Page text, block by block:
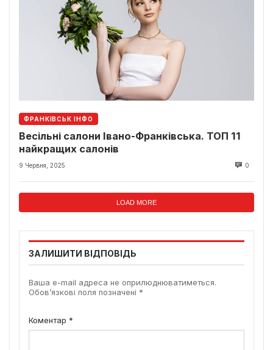
ФРАНКІВСЬК ІНФО
Весільні салони Івано-Франківська. ТОП 11
найкращих салонів
9 Червня, 2025 0
LOAD MORE
ЗАЛИШИТИ ВІДПОВІДЬ
Ваша e-mail адреса не оприлюднюватиметься.
Обов’язкові поля позначені *
Коментар *